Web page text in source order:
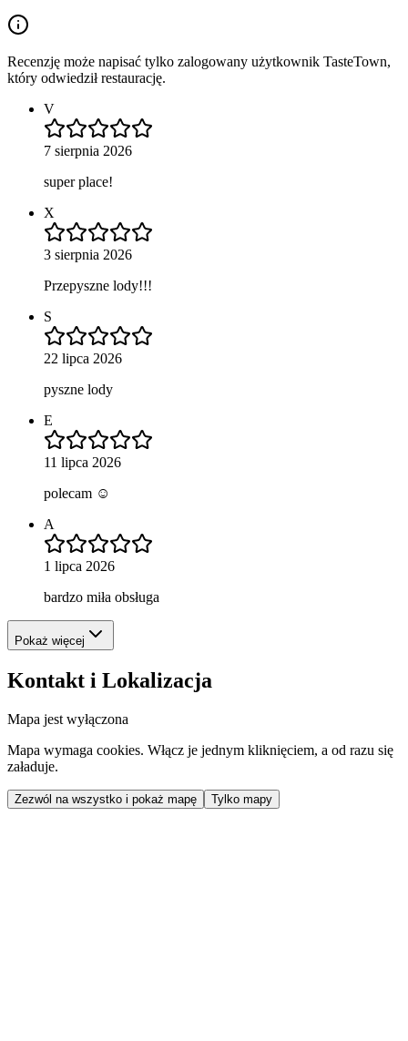
Recenzję może napisać tylko zalogowany użytkownik TasteTown,
który odwiedził restaurację.
V
7 sierpnia 2026
super place!
X
3 sierpnia 2026
Przepyszne lody!!!
S
22 lipca 2026
pyszne lody
E
11 lipca 2026
polecam ☺️
A
1 lipca 2026
bardzo miła obsługa
Pokaż więcej
Kontakt i Lokalizacja
Mapa jest wyłączona
Mapa wymaga cookies. Włącz je jednym kliknięciem, a od razu się
załaduje.
Zezwól na wszystko i pokaż mapę Tylko mapy